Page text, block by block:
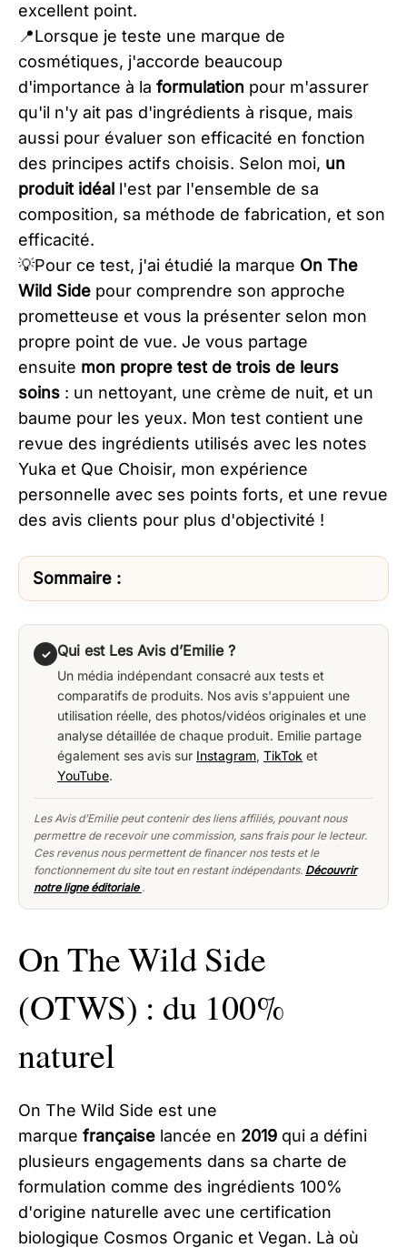
excellent point.
​​📍Lorsque je teste une marque de
cosmétiques, j'accorde beaucoup
d'importance à la formulation pour m'assurer
qu'il n'y ait pas d'ingrédients à risque, mais
aussi pour évaluer son efficacité en fonction
des principes actifs choisis. Selon moi, un
produit idéal l'est par l'ensemble de sa
composition, sa méthode de fabrication, et son
efficacité.
​​💡Pour ce test, j'ai étudié la marque On The
Wild Side pour comprendre son approche
prometteuse et vous la présenter selon mon
propre point de vue. Je vous partage
ensuite mon propre test de trois de leurs
soins : un nettoyant, une crème de nuit, et un
baume pour les yeux. Mon test contient une
revue des ingrédients utilisés avec les notes
Yuka et Que Choisir, mon expérience
personnelle avec ses points forts, et une revue
des avis clients pour plus d'objectivité !
Sommaire :
✓ Qui est Les Avis d’Emilie ?
Un média indépendant consacré aux tests et
comparatifs de produits. Nos avis s'appuient une
utilisation réelle, des photos/vidéos originales et une
analyse détaillée de chaque produit. Emilie partage
également ses avis sur Instagram, TikTok et
YouTube.
Les Avis d’Emilie peut contenir des liens affiliés, pouvant nous
permettre de recevoir une commission, sans frais pour le lecteur.
Ces revenus nous permettent de financer nos tests et le
fonctionnement du site tout en restant indépendants. Découvrir
notre ligne éditoriale .
On The Wild Side
(OTWS) : du 100%
naturel
On The Wild Side est une
marque française lancée en 2019 qui a défini
plusieurs engagements dans sa charte de
formulation comme des ingrédients 100%
d'origine naturelle avec une certification
biologique Cosmos Organic et Vegan. Là où